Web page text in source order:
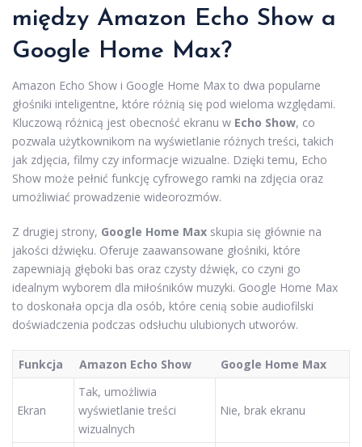
między Amazon Echo Show a
Google Home Max?
Amazon Echo Show i Google Home Max to dwa popularne
głośniki inteligentne, które różnią się pod wieloma względami.
Kluczową różnicą jest obecność ekranu w Echo Show, co
pozwala użytkownikom na wyświetlanie różnych treści, takich
jak zdjęcia, filmy czy informacje wizualne. Dzięki temu, Echo
Show może pełnić funkcję cyfrowego ramki na zdjęcia oraz
umożliwiać prowadzenie wideorozmów.
Z drugiej strony, Google Home Max skupia się głównie na
jakości dźwięku. Oferuje zaawansowane głośniki, które
zapewniają głęboki bas oraz czysty dźwięk, co czyni go
idealnym wyborem dla miłośników muzyki. Google Home Max
to doskonała opcja dla osób, które cenią sobie audiofilski
doświadczenia podczas odsłuchu ulubionych utworów.
Funkcja Amazon Echo Show Google Home Max
Ekran
Tak, umożliwia
wyświetlanie treści
wizualnych
Nie, brak ekranu